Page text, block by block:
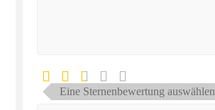
Eine Sternenbewertung auswählen